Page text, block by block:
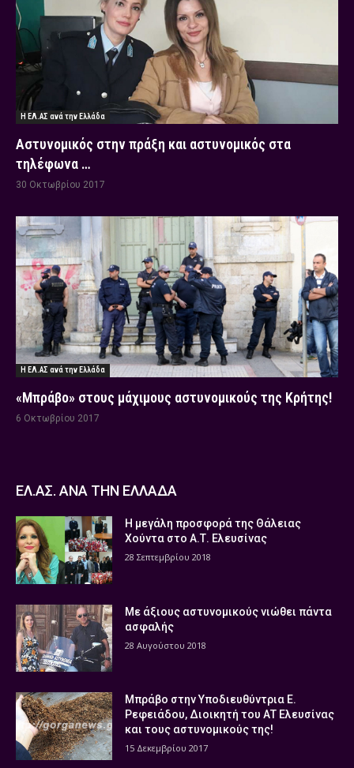
Η ΕΛ.ΑΣ ανά την Ελλάδα
Αστυνομικός στην πράξη και αστυνομικός στα
τηλέφωνα …
30 Οκτωβρίου 2017
Η ΕΛ.ΑΣ ανά την Ελλάδα
«Μπράβο» στους μάχιμους αστυνομικούς της Κρήτης!
6 Οκτωβρίου 2017
ΕΛ.ΑΣ. ΑΝΑ ΤΗΝ ΕΛΛΑΔΑ
Η μεγάλη προσφορά της Θάλειας
Χούντα στο Α.Τ. Ελευσίνας
28 Σεπτεμβρίου 2018
Με άξιους αστυνομικούς νιώθει πάντα
ασφαλής
28 Αυγούστου 2018
Μπράβο στην Υποδιευθύντρια Ε.
Ρεφειάδου, Διοικητή του ΑΤ Ελευσίνας
και τους αστυνομικούς της!
15 Δεκεμβρίου 2017